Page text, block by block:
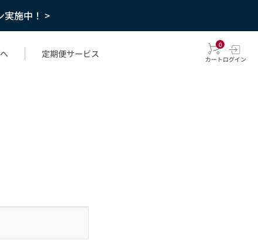
実施中！ >
定期便サービス
0
カートログイン